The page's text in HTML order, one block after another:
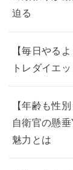
迫る
【毎日やる
トレダイエ
【年齢も性
自衛官の懸
魅力とは